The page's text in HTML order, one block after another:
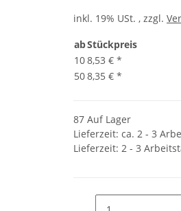
inkl. 19% USt. , zzgl.
abStückpreis
108,53 € *
508,35 € *
87 Auf Lager
Lieferzeit: ca. 2 - 3
Lieferzeit: 2 - 3